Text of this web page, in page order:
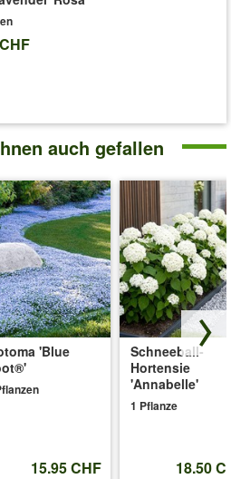
auch gefallen
'Blue
15.95 CHF
Schneeball-
Hortensie
'Annabelle'
1 Pflanze
18.50